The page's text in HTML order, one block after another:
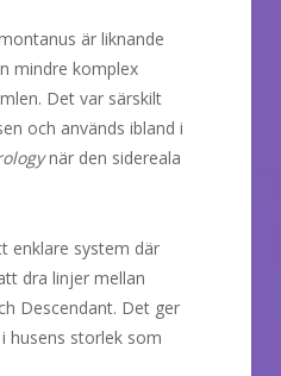
är liknande
mindre komplex
Det var särskilt
och används ibland i
när den sidereala
enklare system där
dra linjer mellan
Descendant. Det ger
husens storlek som